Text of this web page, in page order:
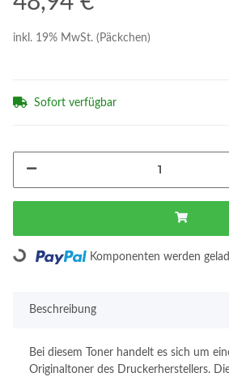
inkl. 19% MwSt. (Päckchen)
Sofort verfügbar
Loading... Komponenten werden
Beschreibung
Bei diesem Toner handelt es sich um
Originaltoner des Druckerherstellers.